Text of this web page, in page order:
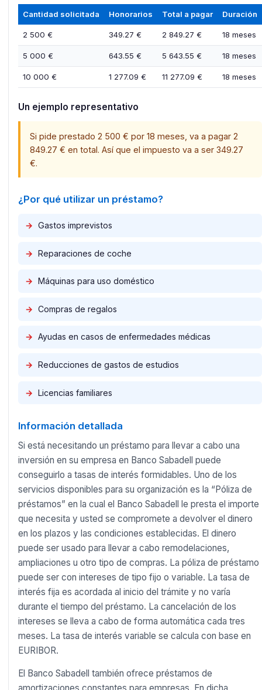
Cantidad solicitada Honorarios Total a pagar Duración
2 500 € 349.27 € 2 849.27 € 18 meses
5 000 € 643.55 € 5 643.55 € 18 meses
10 000 € 1 277.09 € 11 277.09 € 18 meses
Un ejemplo representativo
Si pide prestado 2 500 € por 18 meses, va a pagar 2
849.27 € en total. Así que el impuesto va a ser 349.27
€.​
¿Por qué utilizar un préstamo?
→ Gastos imprevistos
→ Reparaciones de coche
→ Máquinas para uso doméstico
→ Compras de regalos
→ Ayudas en casos de enfermedades médicas
→ Reducciones de gastos de estudios
→ Licencias familiares
Información detallada
Si está necesitando un préstamo para llevar a cabo una
inversión en su empresa en Banco Sabadell puede
conseguirlo a tasas de interés formidables. Uno de los
servicios disponibles para su organización es la “Póliza de
préstamos” en la cual el Banco Sabadell le presta el importe
que necesita y usted se compromete a devolver el dinero
en los plazos y las condiciones establecidas. El dinero
puede ser usado para llevar a cabo remodelaciones,
ampliaciones u otro tipo de compras. La póliza de préstamo
puede ser con intereses de tipo fijo o variable. La tasa de
interés fija es acordada al inicio del trámite y no varía
durante el tiempo del préstamo. La cancelación de los
intereses se lleva a cabo de forma automática cada tres
meses. La tasa de interés variable se calcula con base en
EURIBOR.
El Banco Sabadell también ofrece préstamos de